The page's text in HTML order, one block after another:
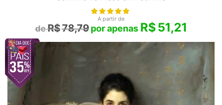
A partir de
R$78,79 R$51,21